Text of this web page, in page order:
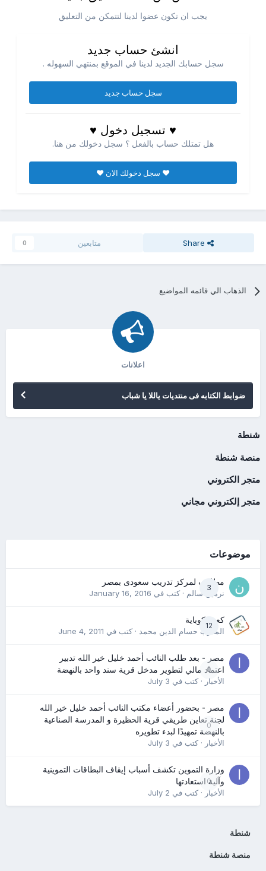
يجب ان تكون عضوا لدينا لتتمكن من التعليق
انشئ حساب جديد
سجل حسابك الجديد لدينا في الموقع بمنتهي السهوله .
سجل حساب جديد
♥ تسجيل دخول ♥
هل تمتلك حساب بالفعل ؟ سجل دخولك من هنا.
♥ سجل دخولك الان ♥
Share متابعين 0
الذهاب الي قائمه المواضيع
اعلانات
ضوابط الكتابه فى منتديات ياللا يا شباب
شنطة
منصة شنطة
متجر الكتروني
متجر إلكتروني مجاني
موضوعات
3
مطلوب لمركز تدريب سعودى بمصر
نرمين سالم· كتب في January 16, 2016
12
كعب كوباية
المدرب حسام الدين محمد· كتب في June 4, 2011
0
مصر - بعد طلب النائب أحمد خليل خير الله تدبير
اعتماد مالي لتطوير مدخل قرية سند واحد بالنهضة
الأخبار· كتب في July 3
0
مصر - بحضور أعضاء مكتب النائب أحمد خليل خير الله
لجنة تعاين طريقي قرية الحظيرة و المدرسة الصناعية
بالنهضة تمهيدًا لبدء تطويره
الأخبار· كتب في July 3
0
وزارة التموين تكشف أسباب إيقاف البطاقات التموينية
وآلية استعادتها
الأخبار· كتب في July 2
شنطة
منصة شنطة